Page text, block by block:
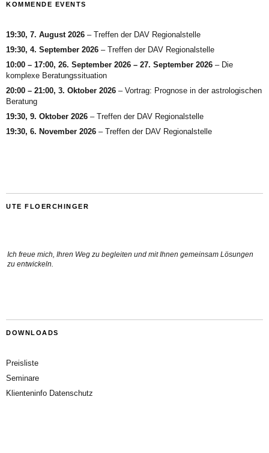
KOMMENDE EVENTS
19:30, 7. August 2026 – Treffen der DAV Regionalstelle
19:30, 4. September 2026 – Treffen der DAV Regionalstelle
10:00 – 17:00, 26. September 2026 – 27. September 2026 – Die
komplexe Beratungssituation
20:00 – 21:00, 3. Oktober 2026 – Vortrag: Prognose in der astrologischen
Beratung
19:30, 9. Oktober 2026 – Treffen der DAV Regionalstelle
19:30, 6. November 2026 – Treffen der DAV Regionalstelle
UTE FLOERCHINGER
Ich freue mich, Ihren Weg zu begleiten und mit Ihnen gemeinsam Lösungen
zu entwickeln.
DOWNLOADS
Preisliste
Seminare
Klienteninfo Datenschutz